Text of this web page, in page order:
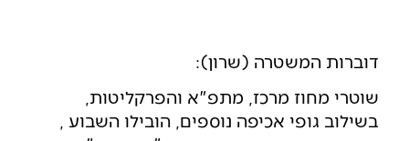
דוברות המשטרה (שרון):
שוטרי מחוז מרכז, מתפ"א והפרקליטות,
בשילוב גופי אכיפה נוספים, הובילו השבוע ,